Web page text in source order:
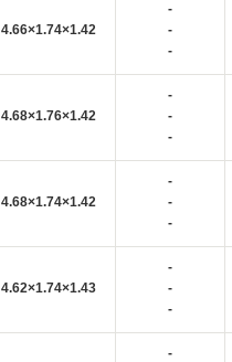
4.66×1.74×1.42
-
-
-
4.68×1.76×1.42
-
-
-
4.68×1.74×1.42
-
-
-
4.62×1.74×1.43
-
-
-
-